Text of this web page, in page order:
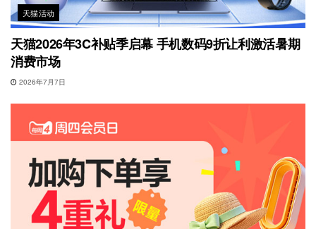
天猫活动
天猫2026年3C补贴季启幕 手机数码9折让利激活暑期
消费市场
2026年7月7日